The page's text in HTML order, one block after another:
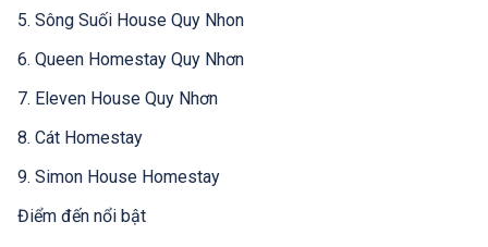
5. Sông Suối House Quy Nhon
6. Queen Homestay Quy Nhơn
7. Eleven House Quy Nhơn
8. Cát Homestay
9. Simon House Homestay
Điểm đến nổi bật